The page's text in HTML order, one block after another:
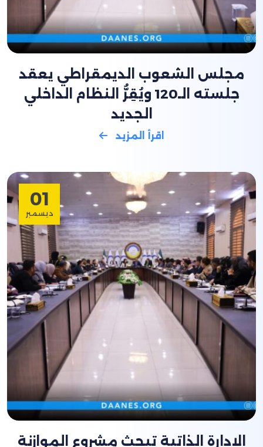
مجلس الشعوب الديمقراطي يعقد
جلسته الـ120 ويُقِرُّ النظام الداخلي
الجديد
اقرأ المزيد
01
ديسمبر
الإدارة الذاتية تبحث مشروع الموازنة